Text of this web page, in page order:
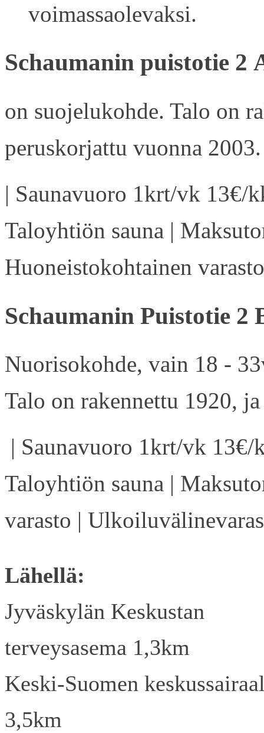
voimassaolevaksi.
Schaumanin puistotie 2
on suojelukohde. Talo on
peruskorjattu vuonna 2003.
| Saunavuoro 1krt/vk 13€/
Taloyhtiön sauna |
Huoneistokohtainen
Schaumanin Puistotie 2
Nuorisokohde, vain 18 -
Talo on rakennettu 1920,
| Saunavuoro 1krt/vk
Taloyhtiön sauna |
varasto |
Lähellä:
Jyväskylän Keskustan
terveysasema 1,3km
Keski-Suomen
3,5km